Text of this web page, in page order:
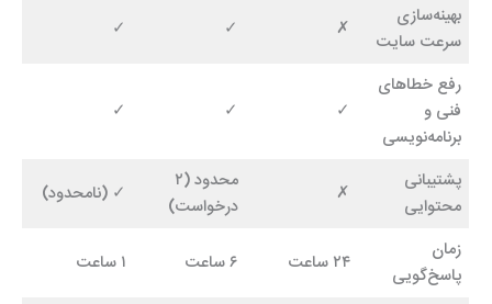
بهینه‌سازی
سرعت سایت
✗
✓
✓
رفع خطاهای
فنی و
برنامه‌نویسی
✓
✓
✓
پشتیبانی
محتوایی
✗
محدود (۲
درخواست)
✓ (نامحدود)
زمان
پاسخ‌گویی
۲۴ ساعت ۶ ساعت ۱ ساعت